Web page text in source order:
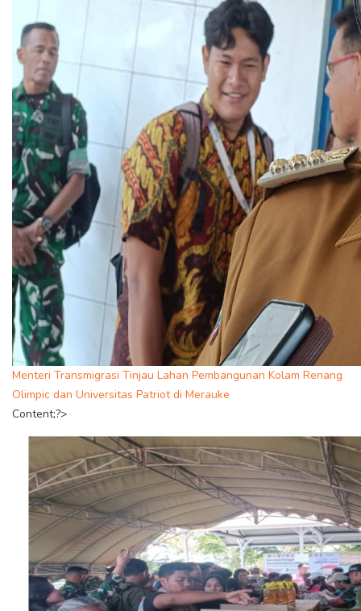
Menteri Transmigrasi Tinjau Lahan Pembangunan Kolam Renang
Olimpic dan Universitas Patriot di Merauke
Content;?>